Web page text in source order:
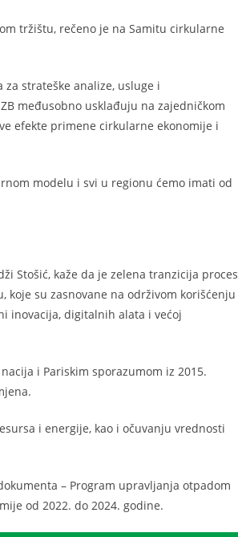
tržištu, rečeno je na Samitu cirkularne
za strateške analize, usluge i
međusobno usklađuju na zajedničkom
efekte primene cirkularne ekonomije i
modelu i svi u regionu ćemo imati od
Stošić, kaže da je zelena tranzicija proces
su zasnovane na održivom korišćenju
inovacija, digitalnih alata i većoj
i Pariskim sporazumom iz 2015.
i energije, kao i očuvanju vrednosti
– Program upravljanja otpadom
od 2022. do 2024. godine.